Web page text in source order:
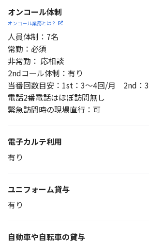
オンコール体制
オンコール業務とは？
人員体制：7名
常勤：必須
非常勤： 応相談
2ndコール体制：有り
当番回数目安：1st：3～4回/月 2nd：
電話2番電話はほぼ訪問無し
緊急訪問時の現場直行：可
電子カルテ利用
有り
ユニフォーム貸与
有り
自動車や自転車の貸与